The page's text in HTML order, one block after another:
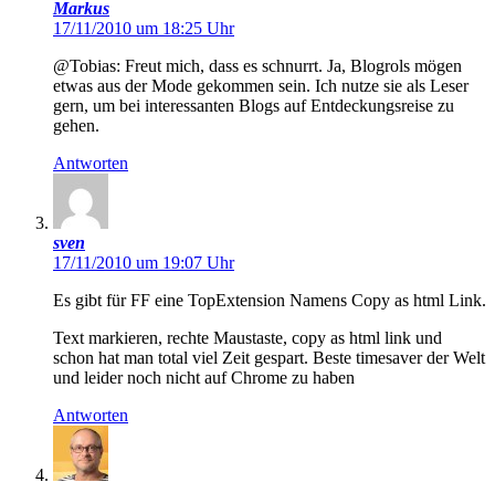
Markus
17/11/2010 um 18:25 Uhr
@Tobias: Freut mich, dass es schnurrt. Ja, Blogrols mögen
etwas aus der Mode gekommen sein. Ich nutze sie als Leser
gern, um bei interessanten Blogs auf Entdeckungsreise zu
gehen.
Antworten
sven
17/11/2010 um 19:07 Uhr
Es gibt für FF eine TopExtension Namens Copy as html Link.
Text markieren, rechte Maustaste, copy as html link und
schon hat man total viel Zeit gespart. Beste timesaver der Welt
und leider noch nicht auf Chrome zu haben
Antworten